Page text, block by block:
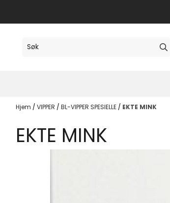
Hjem / VIPPER / BL-VIPPER SPESIELLE / EKTE MINK
EKTE MINK